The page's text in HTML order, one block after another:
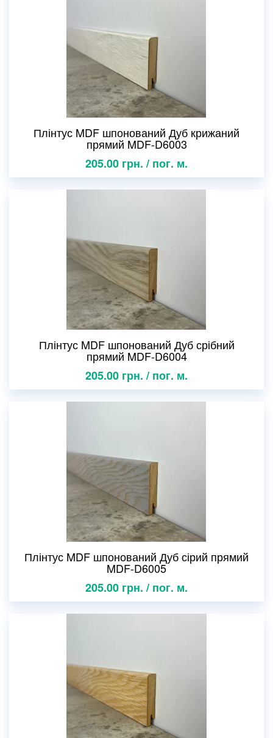
Плінтус MDF шпонований Дуб крижаний
прямий MDF-D6003
205.00 грн. / пог. м.
Плінтус MDF шпонований Дуб срібний
прямий MDF-D6004
205.00 грн. / пог. м.
Плінтус MDF шпонований Дуб сірий прямий
MDF-D6005
205.00 грн. / пог. м.